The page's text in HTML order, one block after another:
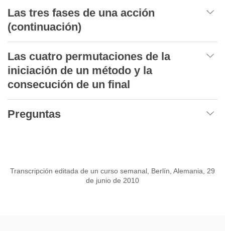
Las tres fases de una acción
(continuación)
Las cuatro permutaciones de la
iniciación de un método y la
consecución de un final
Preguntas
Transcripción editada de un curso semanal, Berlín, Alemania, 29
de junio de 2010